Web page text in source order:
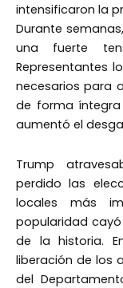
intensificaron la
Durante
una fuerte
Representantes
necesarios para
de forma íntegra
aumentó el
Trump
perdido las
locales más
popularidad
de la historia.
liberación de los
del